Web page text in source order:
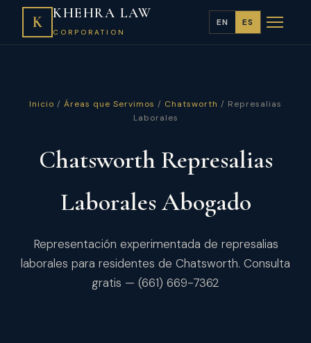
K KHEHRA LAW
CORPORATION
EN ES
Inicio / Áreas que Servimos / Chatsworth / Represalias
Laborales
Chatsworth Represalias
Laborales Abogado
Representación experimentada de represalias
laborales para residentes de Chatsworth. Consulta
gratis — (661) 669-7362